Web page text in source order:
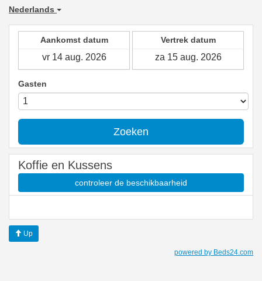
Nederlands
Aankomst datum Vertrek datum
Gasten
Zoeken
Koffie en Kussens
controleer de beschikbaarheid
Up
powered by Beds24.com